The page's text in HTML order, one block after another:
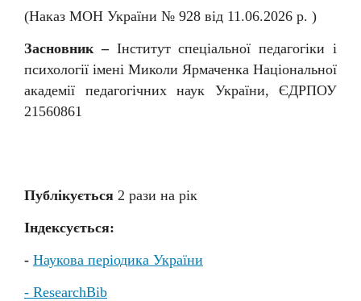
(Наказ МОН України № 928 від 11.06.2026 р. )
Засновник – Інститут спеціальної педагогіки і
психології імені Миколи Ярмаченка Національної
академії педагогічних наук України, ЄДРПОУ
21560861
Публікується 2 рази на рік
Індексується:
- Наукова періодика України
- ResearchBib